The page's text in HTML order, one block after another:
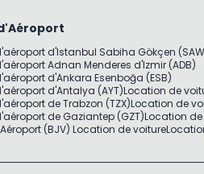
d'Istanbul Sabiha Gökçen
Adnan Menderes d'Izmir (ADB)
d'Ankara Esenboğa (ESB)
d'Antalya (AYT)Location de
de Trabzon (TZX)Location de
de Gaziantep (GZT)Location de
(BJV) Location de voiture